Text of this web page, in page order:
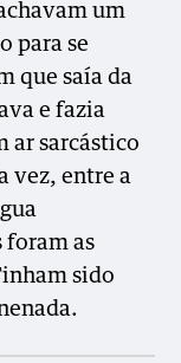
um
para se
que saía da
e fazia
ar sarcástico
vez, entre a
foram as
sido